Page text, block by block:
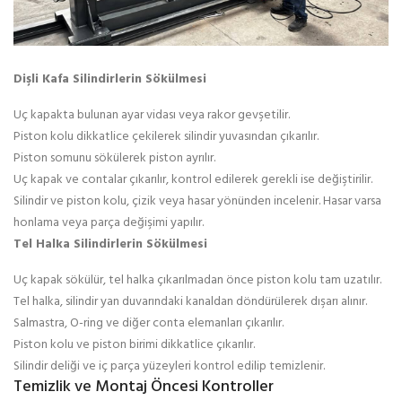
Dişli Kafa Silindirlerin Sökülmesi
Uç kapakta bulunan ayar vidası veya rakor gevşetilir.
Piston kolu dikkatlice çekilerek silindir yuvasından çıkarılır.
Piston somunu sökülerek piston ayrılır.
Uç kapak ve contalar çıkarılır, kontrol edilerek gerekli ise değiştirilir.
Silindir ve piston kolu, çizik veya hasar yönünden incelenir. Hasar varsa
honlama veya parça değişimi yapılır.
Tel Halka Silindirlerin Sökülmesi
Uç kapak sökülür, tel halka çıkarılmadan önce piston kolu tam uzatılır.
Tel halka, silindir yan duvarındaki kanaldan döndürülerek dışarı alınır.
Salmastra, O-ring ve diğer conta elemanları çıkarılır.
Piston kolu ve piston birimi dikkatlice çıkarılır.
Silindir deliği ve iç parça yüzeyleri kontrol edilip temizlenir.
Temizlik ve Montaj Öncesi Kontroller